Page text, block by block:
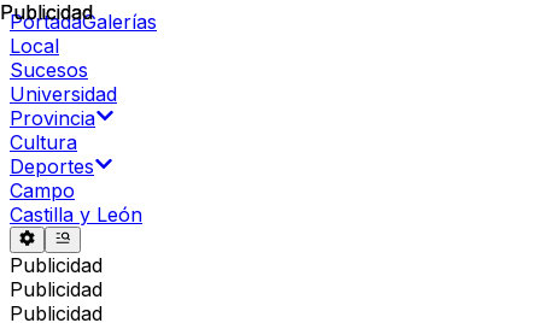
PortadaGalerías
Local
Sucesos
Universidad
Provincia
Cultura
Deportes
Campo
Castilla y León
Publicidad
Publicidad
Publicidad
Publicidad
Publicidad